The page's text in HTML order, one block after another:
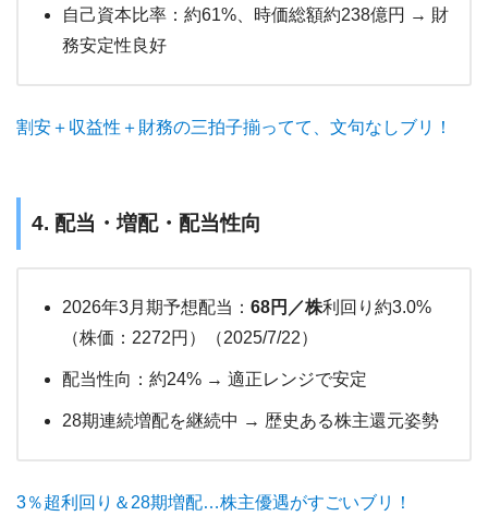
自己資本比率：約61%、時価総額約238億円 → 財
務安定性良好
割安＋収益性＋財務の三拍子揃ってて、文句なしブリ！
4. 配当・増配・配当性向
2026年3月期予想配当： 68円／株利回り約3.0%
（株価：2272円）（2025/7/22）
配当性向：約24% → 適正レンジで安定
28期連続増配を継続中 → 歴史ある株主還元姿勢
3％超利回り＆28期増配…株主優遇がすごいブリ！